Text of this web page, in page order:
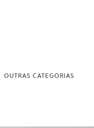
OUTRAS CATEGORIAS